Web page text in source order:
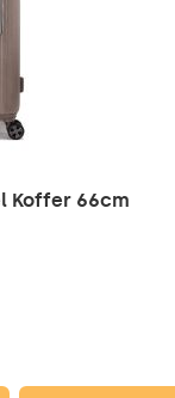
Koffer 66cm